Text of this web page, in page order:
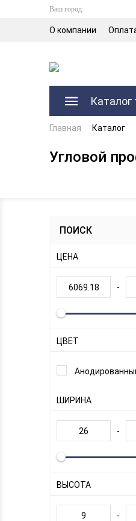
Ваш город:
О компании
Каталог
Главная Каталог
Угловой
ПОИСК
ЦЕНА
-
ЦВЕТ
ШИРИНА
-
ВЫСОТА
-